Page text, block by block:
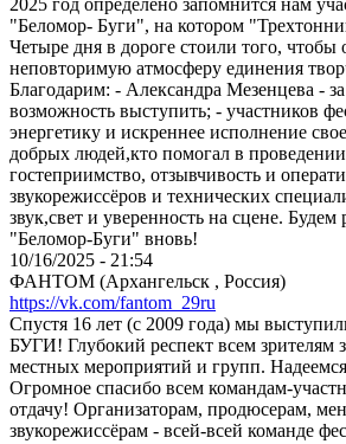
"Беломор- Буги", на котором
Четыре дня в дороге стоили того, чтобы
неповторимую атмосферу единения
Благодарим: - Александра Мезенцева -
возможность выступить; - участников
энергетику и искреннее исполнение
добрых людей,кто помогал в проведении
гостеприимство, отзывчивость и
звукорежиссёров и технических
звук,свет и уверенность на сцене.
"Беломор-Буги" вновь!
10/16/2025 - 21:54
ФАНТОМ (Архангельск , Россия)
https://vk.com/fantom_29ru
Спустя 16 лет (с 2009 года) мы
БУГИ! Глубокий респект всем зрителям
местных мероприятий и групп.
Огромное спасибо всем командам-
отдачу! Организаторам, продюсерам,
звукорежиссёрам - всей-всей команде